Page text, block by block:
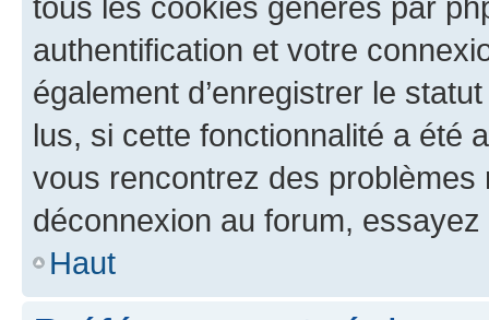
authentification et votre
également d’enregistrer le
lus, si cette fonctionnalité a été
vous rencontrez des
déconnexion au forum,
Haut